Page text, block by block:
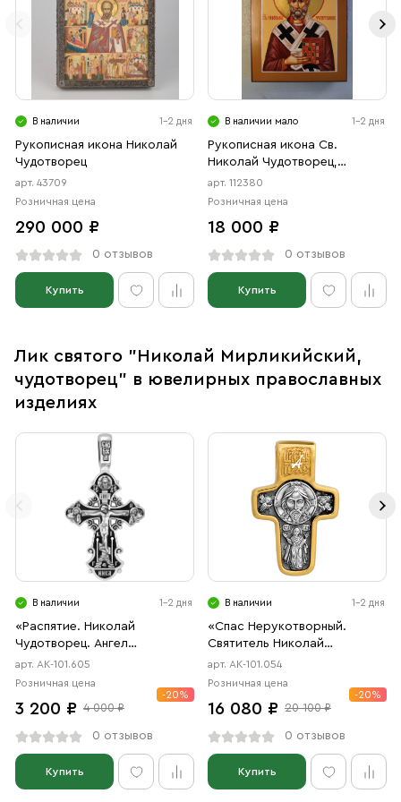
В наличии 1-2 дня
Рукописная икона Николай
Чудотворец
арт. 43709
Розничная цена
290 000 ₽
0 отзывов
Купить
В наличии мало 1-2 дня
Рукописная икона Св.
Николай Чудотворец,
писаная икона
арт. 112380
Розничная цена
18 000 ₽
0 отзывов
Купить
Лик святого "Николай Мирликийский,
чудотворец" в ювелирных православных
изделиях
В наличии 1-2 дня
«Распятие. Николай
Чудотворец. Ангел
Хранитель»
арт. АК-101.605
Розничная цена
3 200 ₽ 4 000 ₽
-20%
0 отзывов
Купить
В наличии 1-2 дня
«Спас Нерукотворный.
Святитель Николай
Чудотворец»
арт. АК-101.054
Розничная цена
16 080 ₽ 20 100 ₽
-20%
0 отзывов
Купить